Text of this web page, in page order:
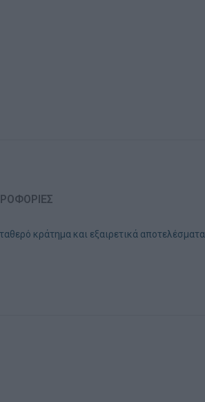
κράτημα και εξαιρετικά αποτελέσματα.